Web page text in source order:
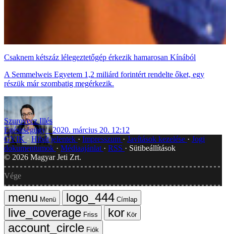
Csaknem kétszáz lélegeztetőgép érkezik hamarosan Kínából
A Semmelweis Egyetem 1,2 miliárd forintért rendelte őket, egy
részük már szombatig megérkezik.
Szurovecz Illés
Egészségügy
2020. március 20. 12:12
GYIK
Hibát jelentek Impresszum Javítások kezelése
Jogi
dokumentumok
Médiaajánlat RSS
Sütibeállítások
© 2026 Magyar Jeti Zrt.
Vége
Menü
Címlap
Friss
Kör
Fiók